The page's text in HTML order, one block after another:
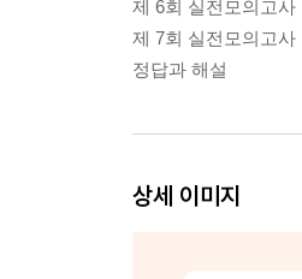
제 6회 실전모의고사
제 7회 실전모의고사
정답과 해설
상세 이미지